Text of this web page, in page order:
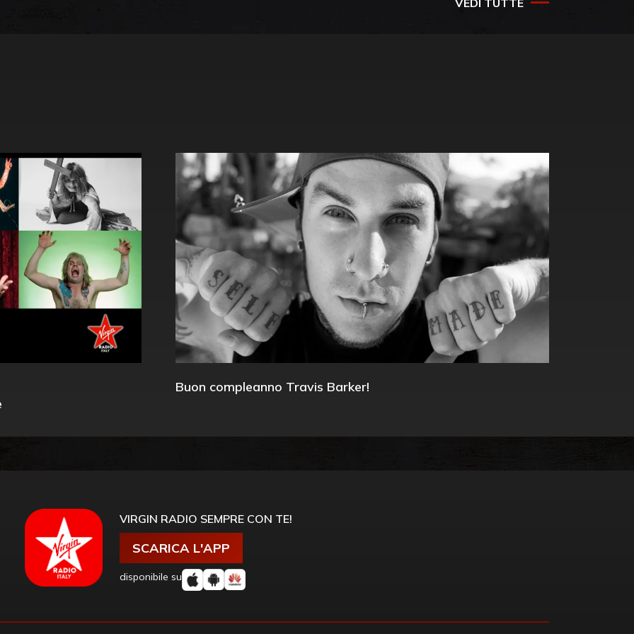
VEDI TUTTE
Buon compleanno Travis Barker!
VIRGIN RADIO SEMPRE CON TE!
SCARICA L'APP
disponibile su